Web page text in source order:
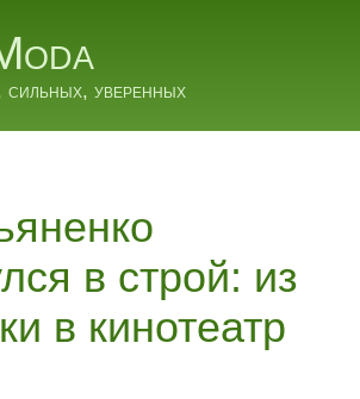
уверенных
в строй: из
в кинотеатр